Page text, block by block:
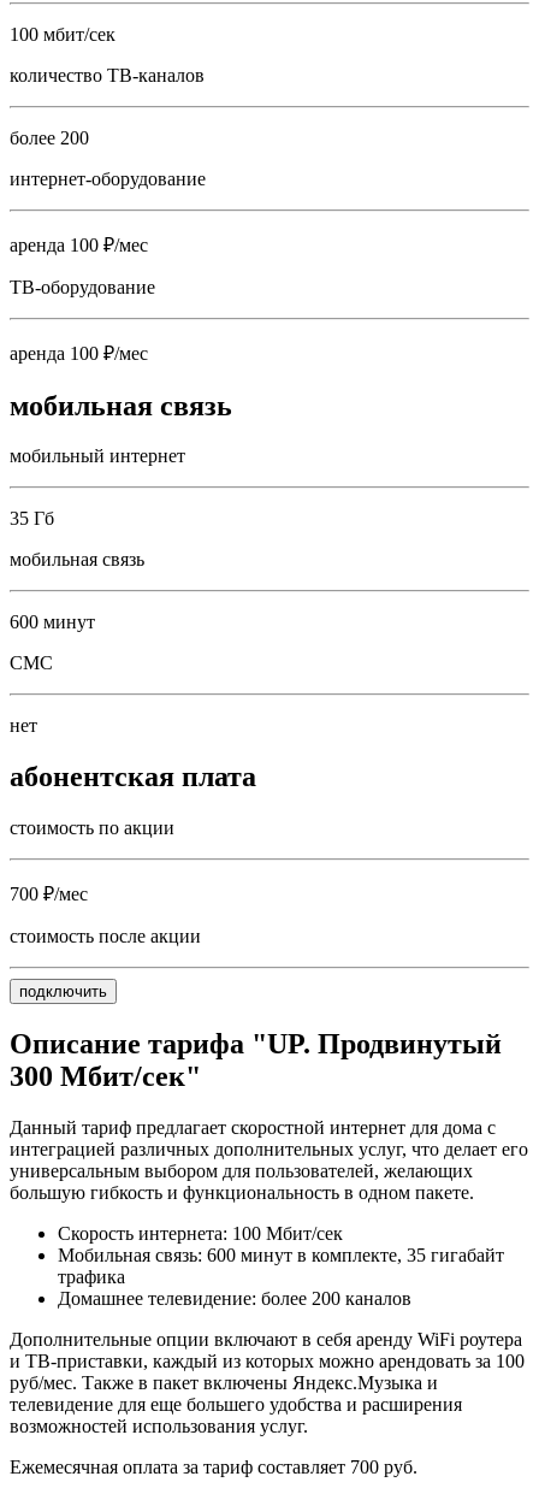
100 мбит/сек
количество ТВ-каналов
более 200
интернет-оборудование
аренда 100 ₽/мес
ТВ-оборудование
аренда 100 ₽/мес
мобильная связь
мобильный интернет
35 Гб
мобильная связь
600 минут
СМС
нет
абонентская плата
стоимость по акции
700 ₽/мес
стоимость после акции
подключить
Описание тарифа "UP. Продвинутый
300 Мбит/сек"
Данный тариф предлагает скоростной интернет для дома с
интеграцией различных дополнительных услуг, что делает его
универсальным выбором для пользователей, желающих
большую гибкость и функциональность в одном пакете.
Скорость интернета: 100 Мбит/сек
Мобильная связь: 600 минут в комплекте, 35 гигабайт
трафика
Домашнее телевидение: более 200 каналов
Дополнительные опции включают в себя аренду WiFi роутера
и ТВ-приставки, каждый из которых можно арендовать за 100
руб/мес. Также в пакет включены Яндекс.Музыка и
телевидение для еще большего удобства и расширения
возможностей использования услуг.
Ежемесячная оплата за тариф составляет 700 руб.